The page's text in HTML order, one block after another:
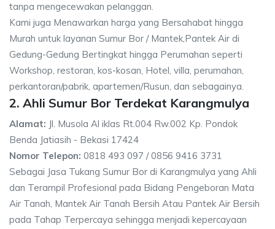
tanpa mengecewakan pelanggan.
Kami juga Menawarkan harga yang Bersahabat hingga
Murah untuk layanan Sumur Bor / Mantek,Pantek Air di
Gedung-Gedung Bertingkat hingga Perumahan seperti
Workshop, restoran, kos-kosan, Hotel, villa, perumahan,
perkantoran/pabrik, apartemen/Rusun, dan sebagainya.
2. Ahli Sumur Bor Terdekat Karangmulya
Alamat: Jl. Musola Al iklas Rt.004 Rw.002 Kp. Pondok
Benda Jatiasih - Bekasi 17424
Nomor Telepon: 0818 493 097 / 0856 9416 3731
Sebagai Jasa Tukang Sumur Bor di Karangmulya yang Ahli
dan Terampil Profesional pada Bidang Pengeboran Mata
Air Tanah, Mantek Air Tanah Bersih Atau Pantek Air Bersih
pada Tahap Terpercaya sehingga menjadi kepercayaan